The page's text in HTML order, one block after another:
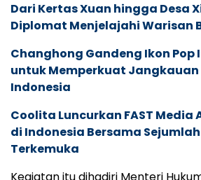
Dari Kertas Xuan hingga Desa
Diplomat Menjelajahi Warisan
Changhong Gandeng Ikon Pop
untuk Memperkuat Jangkauan
Indonesia
Coolita Luncurkan FAST Media
di Indonesia Bersama
Terkemuka